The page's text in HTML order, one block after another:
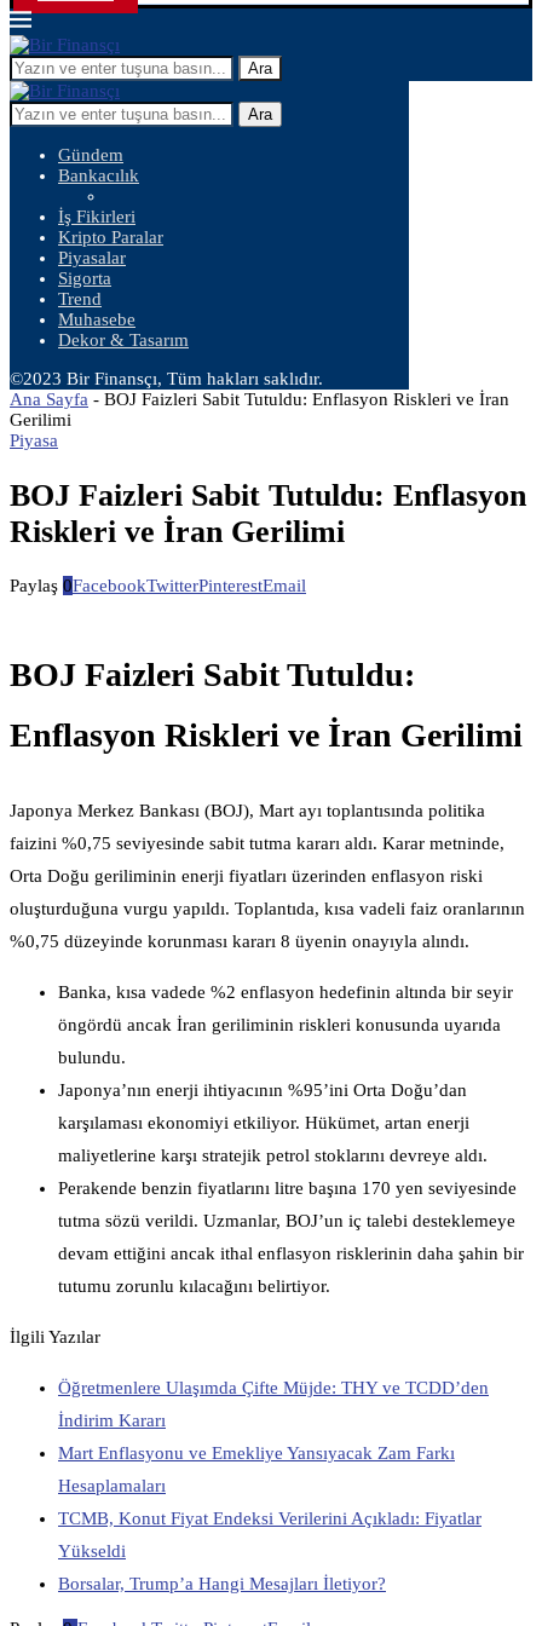
Ara
Ara
Gündem
Bankacılık
İş Fikirleri
Kripto Paralar
Piyasalar
Sigorta
Trend
Muhasebe
Dekor & Tasarım
©2023 Bir Finansçı, Tüm hakları saklıdır.
Ana Sayfa - BOJ Faizleri Sabit Tutuldu: Enflasyon Riskleri ve İran
Gerilimi
Piyasa
BOJ Faizleri Sabit Tutuldu: Enflasyon
Riskleri ve İran Gerilimi
Paylaş 0FacebookTwitterPinterestEmail
BOJ Faizleri Sabit Tutuldu:
Enflasyon Riskleri ve İran Gerilimi
Japonya Merkez Bankası (BOJ), Mart ayı toplantısında politika
faizini %0,75 seviyesinde sabit tutma kararı aldı. Karar metninde,
Orta Doğu geriliminin enerji fiyatları üzerinden enflasyon riski
oluşturduğuna vurgu yapıldı. Toplantıda, kısa vadeli faiz oranlarının
%0,75 düzeyinde korunması kararı 8 üyenin onayıyla alındı.
Banka, kısa vadede %2 enflasyon hedefinin altında bir seyir
öngördü ancak İran geriliminin riskleri konusunda uyarıda
bulundu.
Japonya’nın enerji ihtiyacının %95’ini Orta Doğu’dan
karşılaması ekonomiyi etkiliyor. Hükümet, artan enerji
maliyetlerine karşı stratejik petrol stoklarını devreye aldı.
Perakende benzin fiyatlarını litre başına 170 yen seviyesinde
tutma sözü verildi. Uzmanlar, BOJ’un iç talebi desteklemeye
devam ettiğini ancak ithal enflasyon risklerinin daha şahin bir
tutumu zorunlu kılacağını belirtiyor.
İlgili Yazılar
Öğretmenlere Ulaşımda Çifte Müjde: THY ve TCDD’den
İndirim Kararı
Mart Enflasyonu ve Emekliye Yansıyacak Zam Farkı
Hesaplamaları
TCMB, Konut Fiyat Endeksi Verilerini Açıkladı: Fiyatlar
Yükseldi
Borsalar, Trump’a Hangi Mesajları İletiyor?